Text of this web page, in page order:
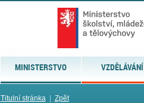
MINISTERSTVO VZDĚLÁVÁNÍ
Titulní stránka| Zpět